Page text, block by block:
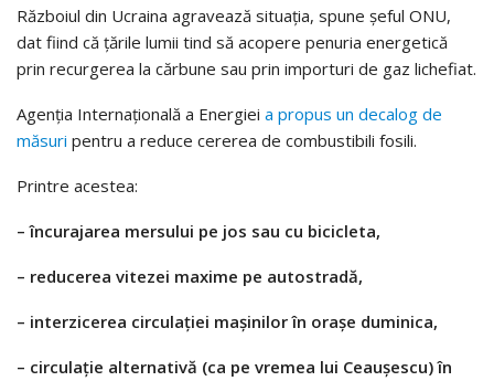
Războiul din Ucraina agravează situația, spune șeful ONU,
dat fiind că țările lumii tind să acopere penuria energetică
prin recurgerea la cărbune sau prin importuri de gaz lichefiat.
Agenția Internațională a Energiei a propus un decalog de
măsuri pentru a reduce cererea de combustibili fosili.
Printre acestea:
– încurajarea mersului pe jos sau cu bicicleta,
– reducerea vitezei maxime pe autostradă,
– interzicerea circulației mașinilor în orașe duminica,
– circulație alternativă (ca pe vremea lui Ceaușescu) în